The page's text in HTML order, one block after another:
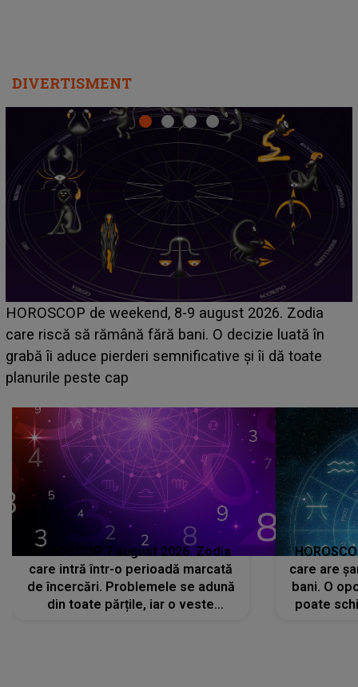
DIVERTISMENT
Emanuel a ținut ACEST DETALIU ASCUNS până
acum! În fața Alexandrei, concurentul din Casa Iubirii
face o MĂRTURISIRE NEAȘTEPTATĂ despre mama
sa: "I-am spus și ei în față, eu nu te iubesc pentru
HOROSCOP 7 august 2026. Zodia
care intră într-o perioadă marcată
de încercări. Problemele se adună
din toate părțile, iar o veste
care are
bani. O
poate